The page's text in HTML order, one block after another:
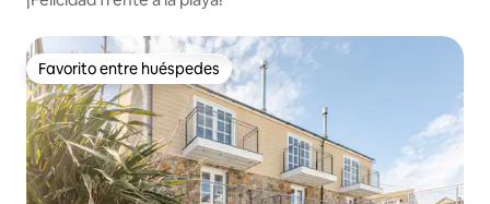
Favorito entre huéspedes
Favorito entre huéspedes